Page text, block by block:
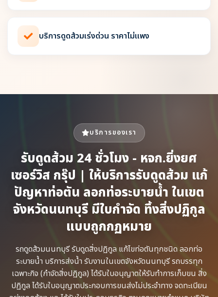
บริการดูดส้วมเร่งด่วน ราคาไม่แพง
บริการของเรา
รับดูดส้วม 24 ชั่วโมง - หจก.ยิ่งยศ
เซอร์วิส กรุ๊ป | ให้บริการรับดูดส้วม แก้
ปัญหาท่อตัน ลอกท่อระบายน้ำ ในเขต
จังหวัดนนทบุรี มีใบกำจัด ทิ้งสิ่งปฏิกูล
แบบถูกกฏหมาย
รถดูดส้วม​นนทบุรี รับดูดสิ่งปฏิกูล​ แก้ไขท่อตันทุกชนิด​ ลอกท่อ
ระบายน้ำ​ บริการส่งน้ำ รับงานในเขตจังหวัดนนทบุรี รถบรรทุก
เฉพาะกิจ​ (กำจัดสิ่งปฏิกูล)​ ได้รับใบอนุญาตให้รับทำการเก็บขน​ สิ่ง
ปฏิกูล ได้รับใบอนุญาตประกอบการขนส่งไม่ประจำทาง จดทะเบียน